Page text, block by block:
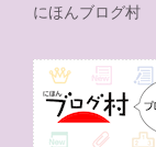
にほんブログ村